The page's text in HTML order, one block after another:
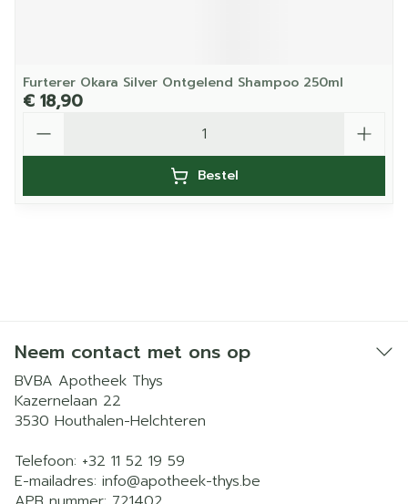
Furterer Okara Silver Ontgelend Shampoo 250ml
€ 18,90
Bestel
Neem contact met ons op
BVBA Apotheek Thys
Kazernelaan 22
3530 Houthalen-Helchteren
Telefoon: +32 11 52 19 59
E-mailadres: info@apotheek-thys.be